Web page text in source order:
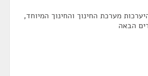
מערכת החינוך והחינוך המיוחד,
הבאה